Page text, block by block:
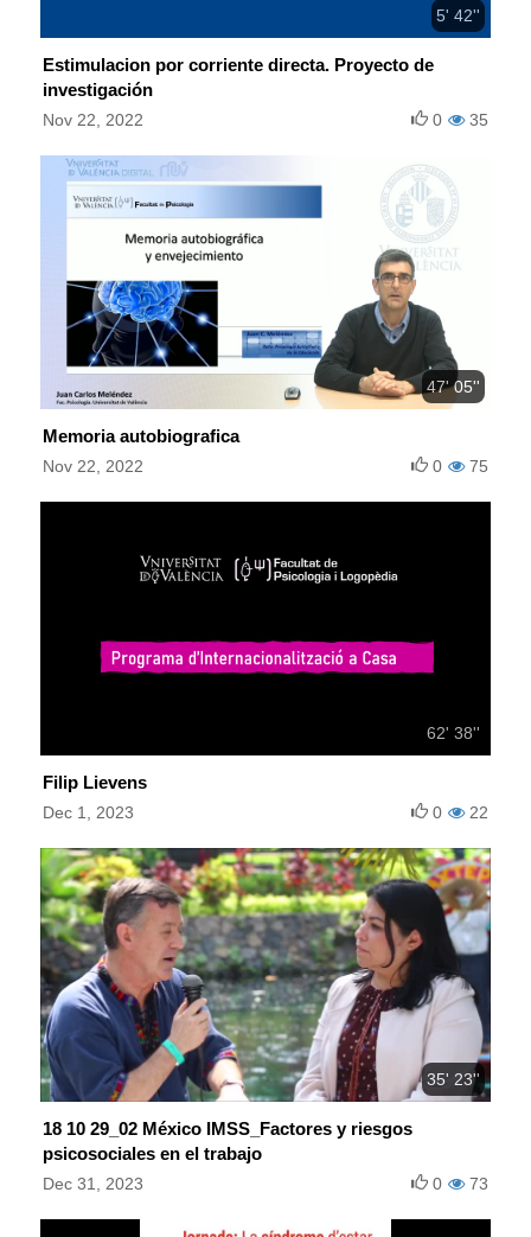
5' 42''
Estimulacion por corriente directa. Proyecto de
investigación
Nov 22, 2022 35
0
47' 05''
Memoria autobiografica
Nov 22, 2022 75
0
62' 38''
Filip Lievens
Dec 1, 2023 22
0
35' 23''
18 10 29_02 México IMSS_Factores y riesgos
psicosociales en el trabajo
Dec 31, 2023 73
0